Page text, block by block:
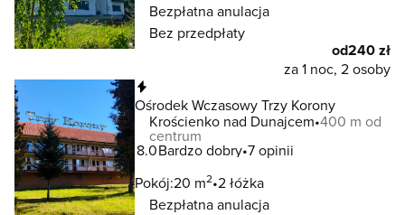
Bezpłatna anulacja
Bez przedpłaty
od240 zł
za 1 noc, 2 osoby
Ośrodek Wczasowy Trzy Korony
Krościenko nad Dunajcem 400 m od
centrum
8.0Bardzo dobry 7 opinii
Pokój:20 m2 2 łóżka
Bezpłatna anulacja